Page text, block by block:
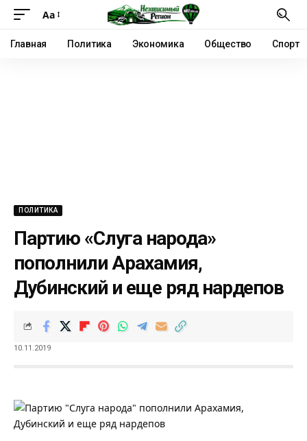
Аа
Главная Политика Экономика Общество Спорт
ПОЛИТИКА
Партию «Слуга народа»
пополнили Арахамия,
Дубинский и еще ряд нардепов
10.11.2019